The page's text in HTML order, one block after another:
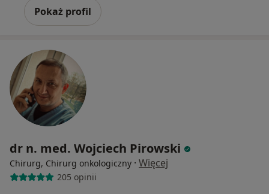
Pokaż profil
dr n. med. Wojciech Pirowski
Chirurg, Chirurg onkologiczny · Więcej
205 opinii